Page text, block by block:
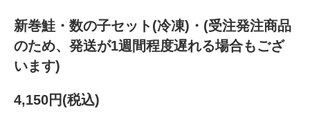
新巻鮭・数の子セット(冷凍)・(受注発注商品
のため、発送が1週間程度遅れる場合もござ
います)
4,150円(税込)